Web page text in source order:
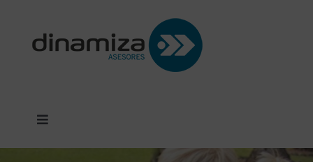
contenido
Toggle
Navigation